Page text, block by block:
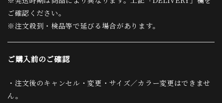
ご確認ください。
※注文殺到・検品等で延びる場合があります。
ご購入前のご確認
・注文後のキャンセル・変更・サイズ／カラー変更はできませ
ん。